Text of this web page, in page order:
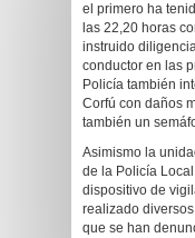
el primero ha
las 22,20 horas
instruido
conductor en las
Policía también
Corfú con daños
también un
Asimismo la
de la Policía
dispositivo de
realizado
que se han